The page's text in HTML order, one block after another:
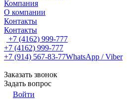
Компания
О компании
Контакты
Контакты
+7 (4162) 999-777
+7 (4162) 999-777
+7 (914) 567-83-77WhatsApp / Viber
Заказать звонок
Задать вопрос
Войти